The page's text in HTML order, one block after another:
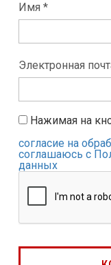
Имя *
Электронная
Нажимая на
согласие на
соглашаюсь с
данных